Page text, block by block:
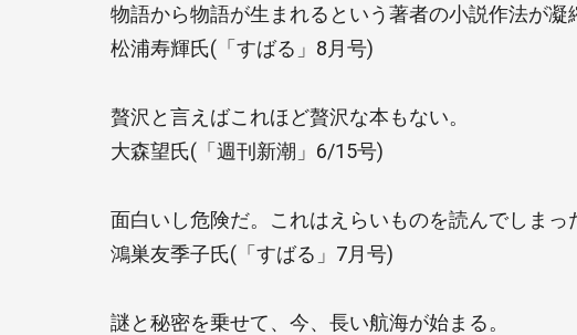
物語から物語が生まれるという著者の小説作法が凝
松浦寿輝氏(「すばる」8月号)
贅沢と言えばこれほど贅沢な本もない。
大森望氏(「週刊新潮」6/15号)
面白いし危険だ。これはえらいものを読んでしまっ
鴻巣友季子氏(「すばる」7月号)
謎と秘密を乗せて、今、長い航海が始まる。